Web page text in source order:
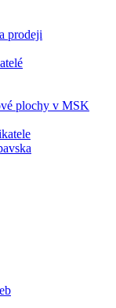
prodeji
plochy v MSK